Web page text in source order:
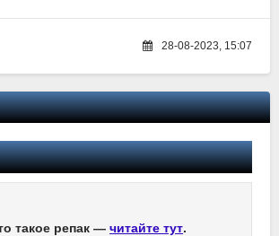
28-08-2023, 15:07
такое репак — читайте тут.